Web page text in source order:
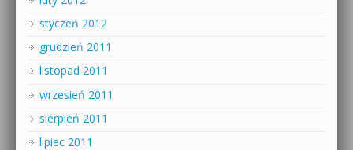
styczeń 2012
grudzień 2011
listopad 2011
wrzesień 2011
sierpień 2011
lipiec 2011